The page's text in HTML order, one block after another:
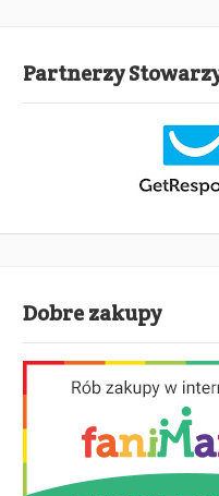
Partnerzy
Dobre zakupy